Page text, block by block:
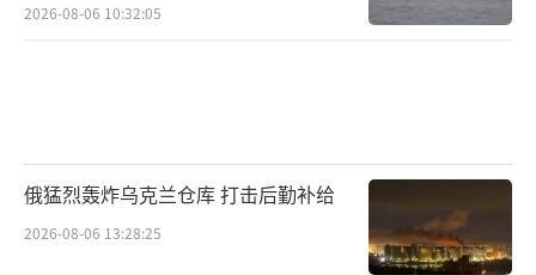
2026-08-06 10:32:05
俄猛烈轰炸乌克兰仓库 打击后勤补给
2026-08-06 13:28:25